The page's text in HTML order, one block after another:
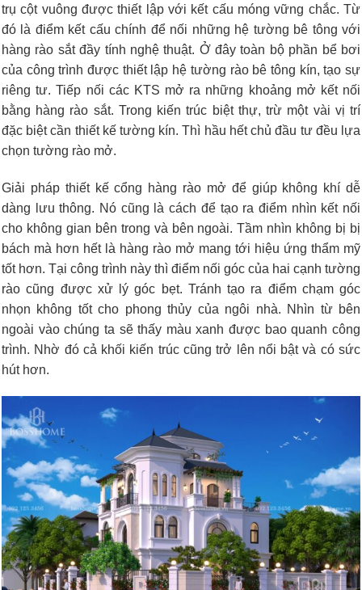
trụ cột vuông được thiết lập với kết cấu móng vững chắc. Từ
đó là điểm kết cấu chính để nối những hệ tường bê tông với
hàng rào sắt đầy tính nghệ thuật. Ở đây toàn bộ phần bể bơi
của công trình được thiết lập hệ tường rào bê tông kín, tạo sự
riêng tư. Tiếp nối các KTS mở ra những khoảng mở kết nối
bằng hàng rào sắt. Trong kiến trúc biệt thự, trừ một vài vị trí
đặc biệt cần thiết kế tường kín. Thì hầu hết chủ đầu tư đều lựa
chọn tường rào mở.
Giải pháp thiết kế cổng hàng rào mở để giúp không khí dễ
dàng lưu thông. Nó cũng là cách để tạo ra điểm nhìn kết nối
cho không gian bên trong và bên ngoài. Tầm nhìn không bị bị
bách mà hơn hết là hàng rào mở mang tới hiệu ứng thẩm mỹ
tốt hơn. Tại công trình này thì điểm nối góc của hai cạnh tường
rào cũng được xử lý góc bẹt. Tránh tạo ra điểm chạm góc
nhọn không tốt cho phong thủy của ngôi nhà. Nhìn từ bên
ngoài vào chúng ta sẽ thấy màu xanh được bao quanh công
trình. Nhờ đó cả khối kiến trúc cũng trở lên nổi bật và có sức
hút hơn.